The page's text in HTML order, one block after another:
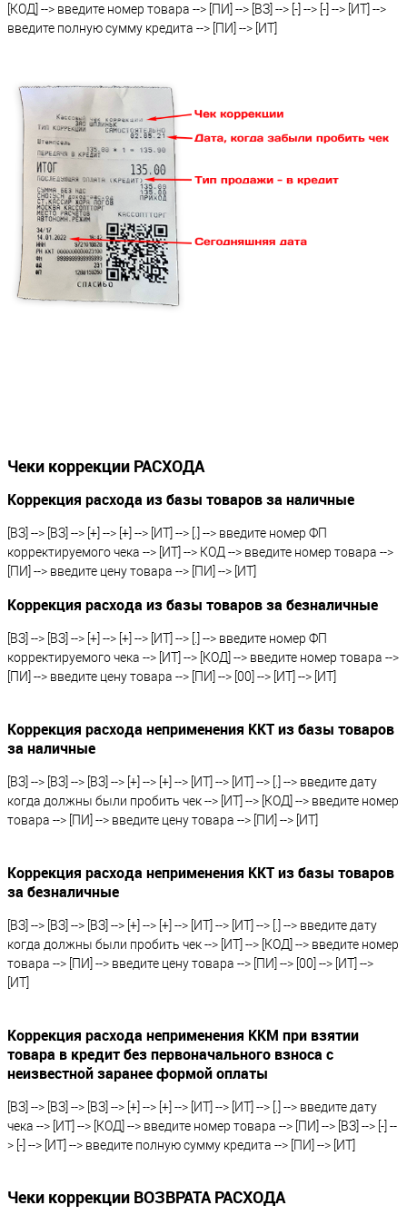
[КОД] --> введите номер товара --> [ПИ] --> [ВЗ] --> [-] --> [-] --> [ИТ] -->
введите полную сумму кредита --> [ПИ] --> [ИТ]
Чеки коррекции РАСХОДА
Коррекция расхода из базы товаров за наличные
[ВЗ] --> [ВЗ] --> [+] --> [+] --> [ИТ] --> [.] --> введите номер ФП
корректируемого чека --> [ИТ] --> КОД --> введите номер товара -->
[ПИ] --> введите цену товара --> [ПИ] --> [ИТ]
Коррекция расхода из базы товаров за безналичные
[ВЗ] --> [ВЗ] --> [+] --> [+] --> [ИТ] --> [.] --> введите номер ФП
корректируемого чека --> [ИТ] --> [КОД] --> введите номер товара -->
[ПИ] --> введите цену товара --> [ПИ] --> [00] --> [ИТ] --> [ИТ]
Коррекция расхода неприменения ККТ из базы товаров
за наличные
[ВЗ] --> [ВЗ] --> [ВЗ] --> [+] --> [+] --> [ИТ] --> [ИТ] --> [.] --> введите дату
когда должны были пробить чек --> [ИТ] --> [КОД] --> введите номер
товара --> [ПИ] --> введите цену товара --> [ПИ] --> [ИТ]
Коррекция расхода неприменения ККТ из базы товаров
за безналичные
[ВЗ] --> [ВЗ] --> [ВЗ] --> [+] --> [+] --> [ИТ] --> [ИТ] --> [.] --> введите дату
когда должны были пробить чек --> [ИТ] --> [КОД] --> введите номер
товара --> [ПИ] --> введите цену товара --> [ПИ] --> [00] --> [ИТ] -->
[ИТ]
Коррекция расхода неприменения ККМ при взятии
товара в кредит без первоначального взноса с
неизвестной заранее формой оплаты
[ВЗ] --> [ВЗ] --> [ВЗ] --> [+] --> [+] --> [ИТ] --> [ИТ] --> [.] --> введите дату
чека --> [ИТ] --> [КОД] --> введите номер товара --> [ПИ] --> [ВЗ] --> [-] --
> [-] --> [ИТ] --> введите полную сумму кредита --> [ПИ] --> [ИТ]
Чеки коррекции ВОЗВРАТА РАСХОДА